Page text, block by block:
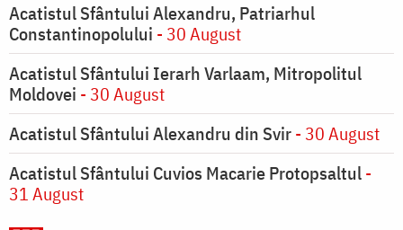
Acatistul Sfântului Alexandru, Patriarhul
Constantinopolului - 30 August
Acatistul Sfântului Ierarh Varlaam, Mitropolitul
Moldovei - 30 August
Acatistul Sfântului Alexandru din Svir- 30 August
Acatistul Sfântului Cuvios Macarie Protopsaltul-
31 August